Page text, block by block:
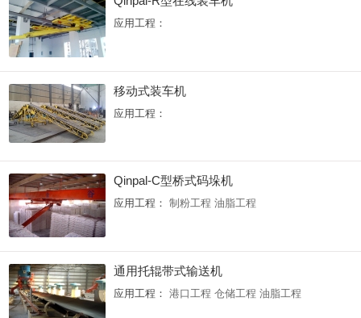
应用工程：
移动式装车机
应用工程：
Qinpal-C型桥式码垛机
应用工程： 制粉工程 油脂工程
通用托辊带式输送机
应用工程： 港口工程 仓储工程 油脂工程